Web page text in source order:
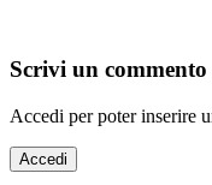
Scrivi un commento
Accedi per poter inserire
Accedi